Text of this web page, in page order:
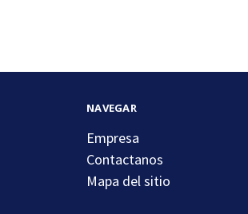
NAVEGAR
Empresa
Contactanos
Mapa del sitio